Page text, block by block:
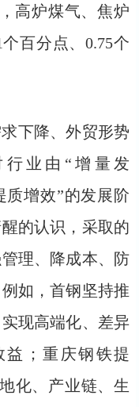
高炉煤气、焦炉
百分点、0.75个
下降、外贸形势
业由“增量发
质增效”的发展阶
的认识，采取的
理、降成本、防
如，首钢坚持推
现高端化、差异
；重庆钢铁提
化、产业链、生